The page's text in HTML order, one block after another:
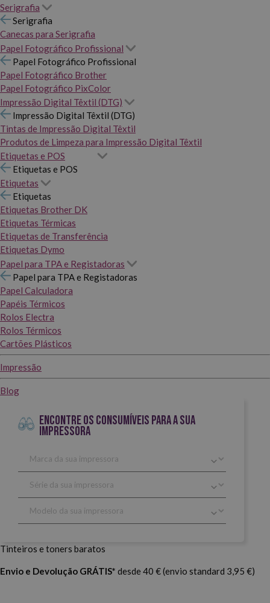
Serigrafia
Serigrafia
Canecas para Serigrafia
Papel Fotográfico Profissional
Papel Fotográfico Profissional
Papel Fotográfico Brother
Papel Fotográfico PixColor
Impressão Digital Têxtil (DTG)
Impressão Digital Têxtil (DTG)
Tintas de Impressão Digital Têxtil
Produtos de Limpeza para Impressão Digital Têxtil
Etiquetas e POS
Etiquetas e POS
Etiquetas
Etiquetas
Etiquetas Brother DK
Etiquetas Térmicas
Etiquetas de Transferência
Etiquetas Dymo
Papel para TPA e Registadoras
Papel para TPA e Registadoras
Papel Calculadora
Papéis Térmicos
Rolos Electra
Rolos Térmicos
Cartões Plásticos
Impressão
Blog
ENCONTRE OS CONSUMÍVEIS PARA A SUA
IMPRESSORA
Tinteiros e toners baratos
Envio e Devolução GRÁTIS* desde 40 € (envio standard 3,95 €)